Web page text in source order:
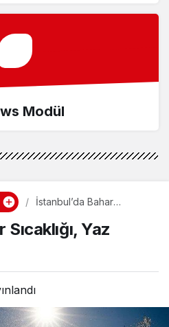
Modül
İstanbul’da Bahar
Yaz